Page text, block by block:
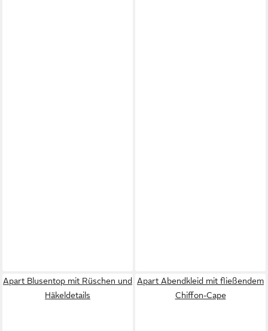
Apart Blusentop mit Rüschen und
Häkeldetails
Apart Abendkleid mit fließendem
Chiffon-Cape